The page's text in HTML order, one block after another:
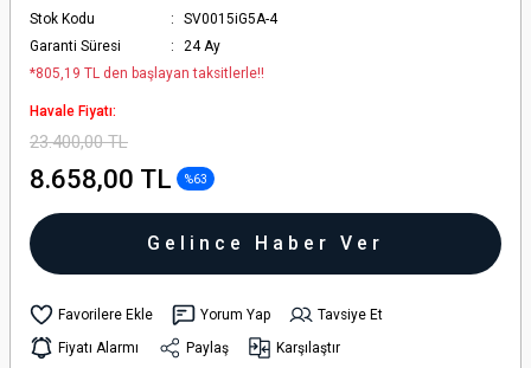
Stok Kodu
SV0015iG5A-4
Garanti Süresi
24 Ay
*805,19 TL den başlayan taksitlerle!!
Havale Fiyatı:
23.400,00 TL
8.658,00 TL %63
Gelince Haber Ver
Yorum Yap
Tavsiye Et
Fiyatı Alarmı
Paylaş Karşılaştır